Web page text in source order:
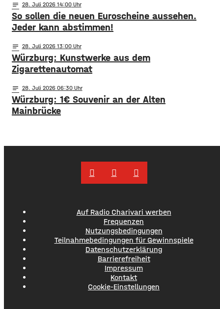
anderem die Sperrung der B27-Brücke bekanntgegeben.
Eine Übersicht über alle aktuellen Baustellen findet ihr
hier. ​Sperrung B27-Brücke ​Eine der größten
Einschränkungen wird für Autofahrer die Sperrung der B27-
Brücke über
notes 28. Juli 2026 14:00
So sollen die neuen Euroscheine aussehen.
Jeder kann abstimmen!
notes 28. Juli 2026 13:00
Würzburg: Kunstwerke aus dem
Zigarettenautomat
notes 28. Juli 2026 06:30
Würzburg: 1€ Souvenir an der Alten
Mainbrücke
Auf Radio Charivari werben
Frequenzen
Nutzungsbedingungen
Teilnahmebedingungen für Gewinnspiele
Datenschutzerklärung
Barrierefreiheit
Impressum
Kontakt
Cookie-Einstellungen